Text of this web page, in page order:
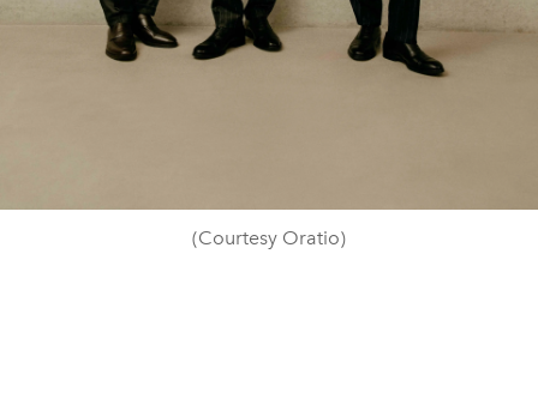
(Courtesy Oratio)